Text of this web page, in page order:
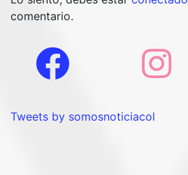
comentario.
Tweets by somosnoticiacol